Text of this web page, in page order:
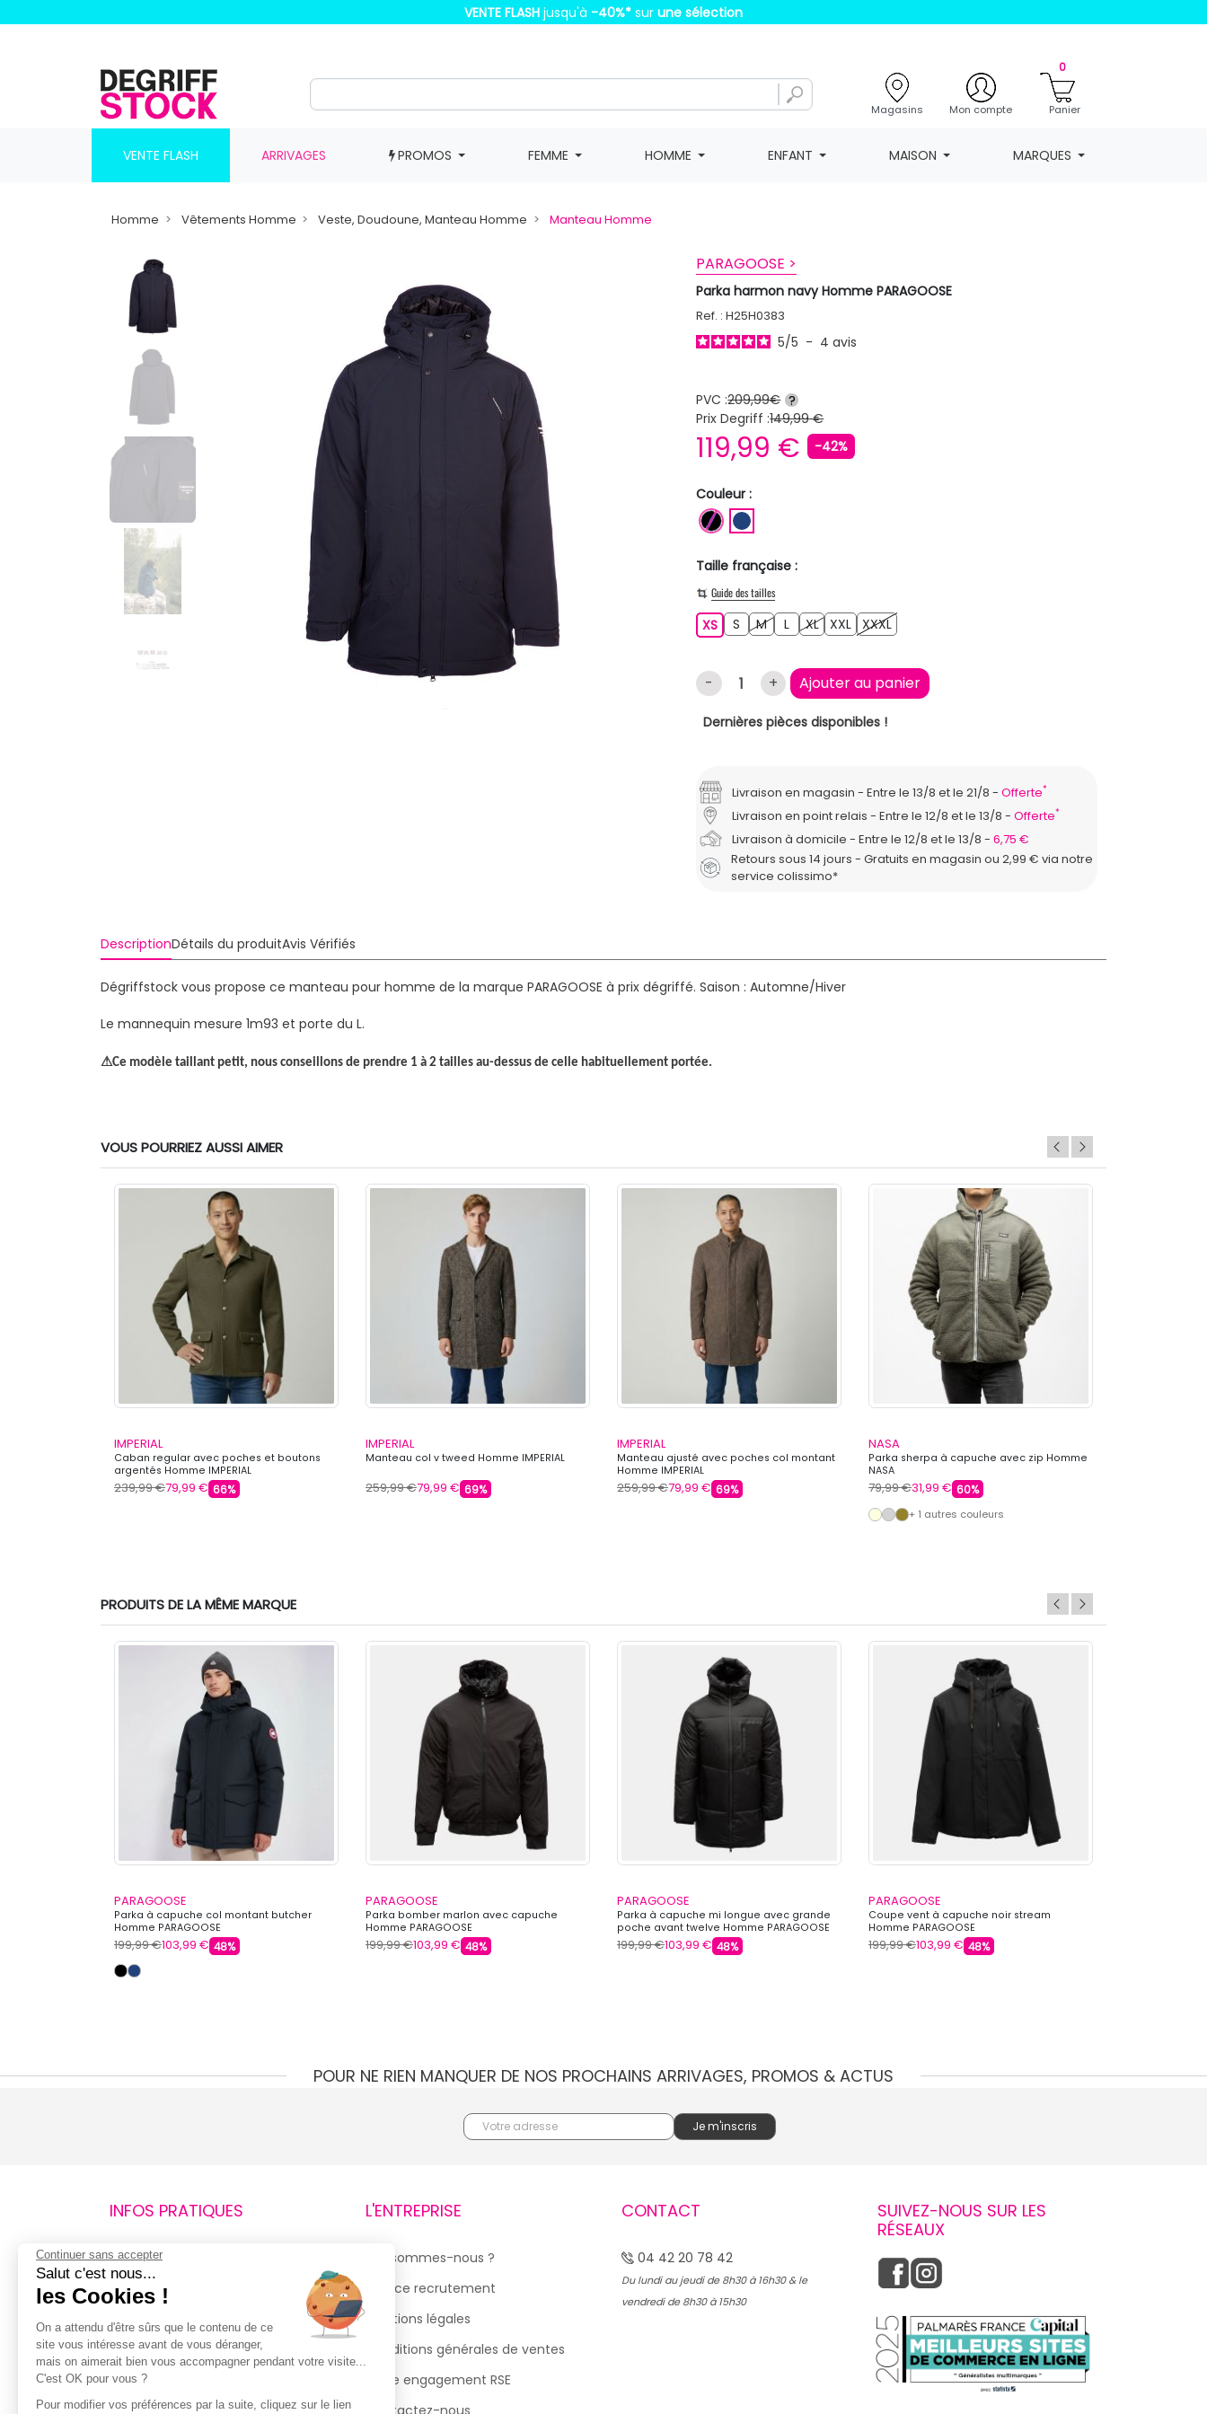
VENTE FLASH jusqu'à -40%* sur une sélection
Magasins Mon compte
0
Panier
VENTE FLASH ARRIVAGES PROMOS FEMME HOMME ENFANT MAISON MARQUES
Homme Vêtements Homme Veste, Doudoune, Manteau Homme Manteau Homme
PARAGOOSE >
Parka harmon navy Homme PARAGOOSE
Ref. : H25H0383
5/5 - 4avis
PVC :209,99€ ?
Prix Degriff :149,99 €
119,99 € -42%
Couleur :
NOIR
Taille française :
Guide des tailles
XSXS S MM LL XLXLXXLXXLXXXLXXXL
- + Ajouter au panier
Dernières pièces disponibles !
Livraison en magasin Entre le 13/8 et le 21/8 Offerte*
Livraison en point relais Entre le 12/8 et le 13/8 Offerte*
Livraison à domicile Entre le 12/8 et le 13/8
6,75 €
Retours sous 14 jours - Gratuits en magasin ou 2,99 € via notre
service colissimo*
DescriptionDétails du produitAvis Vérifiés
Dégriffstock vous propose ce manteau pour homme de la marque PARAGOOSE à prix dégriffé. Saison : Automne/Hiver
Le mannequin mesure 1m93 et porte du L.
⚠Ce modèle taillant petit, nous conseillons de prendre 1 à 2 tailles au-dessus de celle habituellement portée.
VOUS POURRIEZ AUSSI AIMER
IMPERIAL
Caban regular avec poches et boutons
argentés Homme IMPERIAL
239,99 €79,99 € 66%
IMPERIAL
Manteau col v tweed Homme IMPERIAL
259,99 €79,99 € 69%
IMPERIAL
Manteau ajusté avec poches col montant
Homme IMPERIAL
259,99 €79,99 € 69%
NASA
Parka sherpa à capuche avec zip Homme
NASA
79,99 €31,99 € 60%
+ 1 autres couleurs
PRODUITS DE LA MÊME MARQUE
PARAGOOSE
Parka à capuche col montant butcher
Homme PARAGOOSE
199,99 €103,99 € 48%
PARAGOOSE
Parka bomber marlon avec capuche
Homme PARAGOOSE
199,99 €103,99 € 48%
PARAGOOSE
Parka à capuche mi longue avec grande
poche avant twelve Homme PARAGOOSE
199,99 €103,99 € 48%
PARAGOOSE
Coupe vent à capuche noir stream
Homme PARAGOOSE
199,99 €103,99 € 48%
POUR NE RIEN MANQUER DE NOS PROCHAINS ARRIVAGES, PROMOS & ACTUS
INFOS PRATIQUES
Retours et remboursements
Suivi de commande
Livraisons
Guide des tailles
Politique de confidentialité
Conditions générales d’utilisation
L'ENTREPRISE
Qui sommes-nous ?
Espace recrutement
Mentions légales
Conditions générales de ventes
Notre engagement RSE
Contactez-nous
CONTACT
04 42 20 78 42
Du lundi au jeudi de 8h30 à 16h30 & le
vendredi de 8h30 à 15h30
SUIVEZ-NOUS SUR LES
RÉSEAUX
Continuer sans accepter
Salut c'est nous...
les Cookies !
On a attendu d'être sûrs que le contenu de ce
site vous intéresse avant de vous déranger,
mais on aimerait bien vous accompagner pendant votre visite...
C'est OK pour vous ?
Pour modifier vos préférences par la suite, cliquez sur le lien